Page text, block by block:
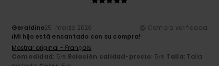
Geraldine25. marzo 2026
Compra verificada
¡Mi hijo está encantado con su compra!
Mostrar original - Français
Comodidad: 5/5 Relación calidad-precio: 5/5 Talla: Talla